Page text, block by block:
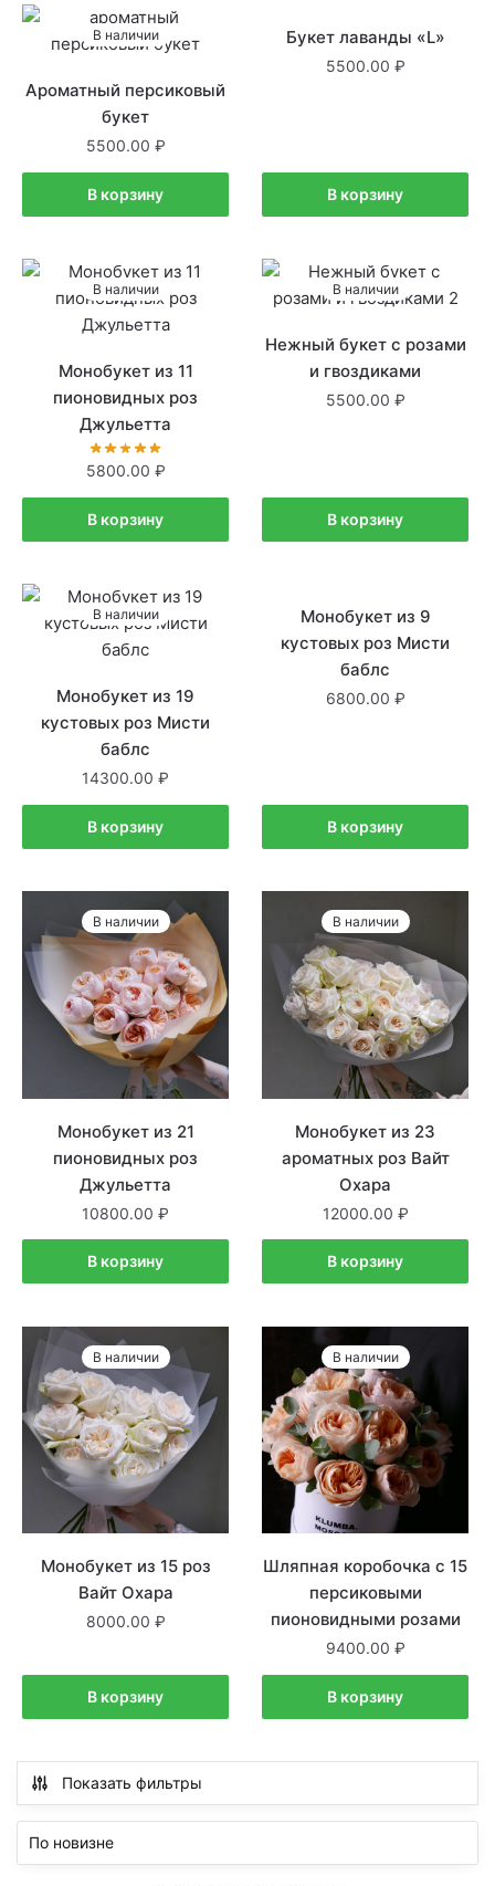
В наличии
Ароматный персиковый
букет
5500.00
В корзину
В наличии
Букет лаванды «L»
5500.00
В корзину
В наличии
Монобукет из 11
пионовидных роз
Джульетта
5800.00
В корзину
В наличии
Нежный букет с розами
и гвоздиками
5500.00
В корзину
В наличии
Монобукет из 19
кустовых роз Мисти
баблс
14300.00
В корзину
В наличии
Монобукет из 9
кустовых роз Мисти
баблс
6800.00
В корзину
В наличии
Монобукет из 21
пионовидных роз
Джульетта
10800.00
В корзину
В наличии
Монобукет из 23
ароматных роз Вайт
Охара
12000.00
В корзину
В наличии
Монобукет из 15 роз
Вайт Охара
8000.00
В корзину
В наличии
Шляпная коробочка с 15
персиковыми
пионовидными розами
9400.00
В корзину
Показать фильтры